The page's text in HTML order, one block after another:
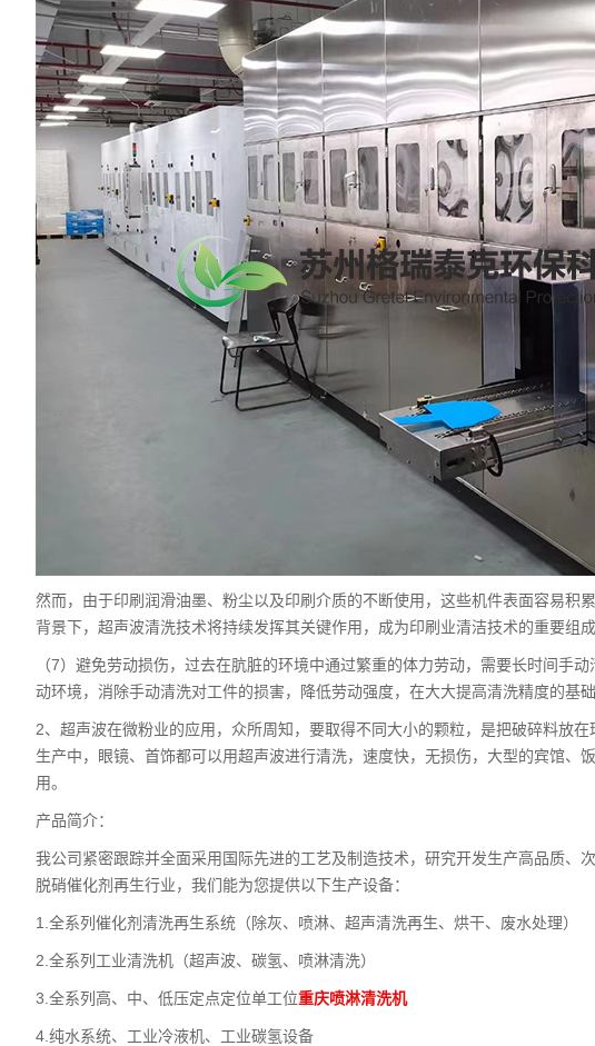
然而，由于印刷润滑油墨、粉尘以及印刷介质的不断使用，这些机件表面容易积
背景下，超声波清洗技术将持续发挥其关键作用，成为印刷业清洁技术的重要组
（7）避免劳动损伤，过去在肮脏的环境中通过繁重的体力劳动，需要长时间手
动环境，消除手动清洗对工件的损害，降低劳动强度，在大大提高清洗精度的基
2、超声波在微粉业的应用，众所周知，要取得不同大小的颗粒，是把破碎料放
生产中，眼镜、首饰都可以用超声波进行清洗，速度快，无损伤，大型的宾馆、
用。
产品简介：
我公司紧密跟踪并全面采用国际先进的工艺及制造技术，研究开发生产高品质、
脱硝催化剂再生行业，我们能为您提供以下生产设备：
1.全系列催化剂清洗再生系统（除灰、喷淋、超声清洗再生、烘干、废水处理）
2.全系列工业清洗机（超声波、碳氢、喷淋清洗）
3.全系列高、中、低压定点定位单工位重庆喷淋清洗机
4.纯水系统、工业冷液机、工业碳氢设备